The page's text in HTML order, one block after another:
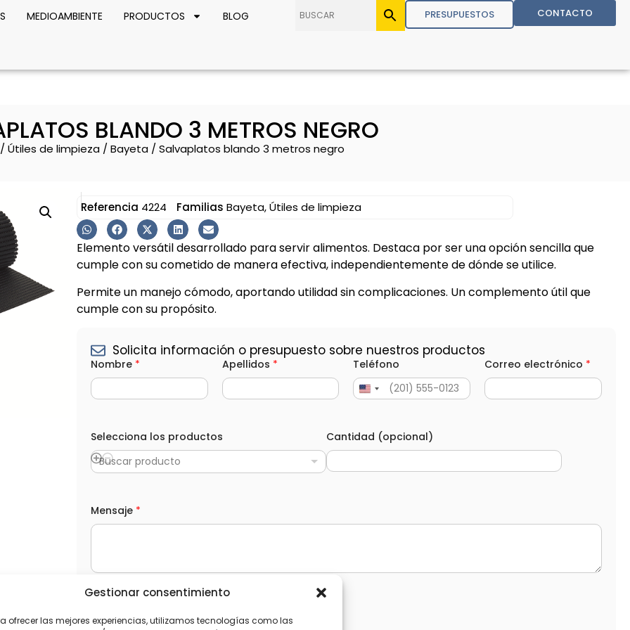
Gestionar consentimiento
ofrecer las mejores experiencias, utilizamos tecnologías como las
MEDIOAMBIENTE PRODUCTOS BLOG PRESUPUESTOS CONTACTO
BLANDO 3 METROS NEGRO
Útiles de limpieza/ Bayeta/ Salvaplatos blando 3 metros negro
Referencia 4224 Familias Bayeta,Útiles de limpieza
Elemento versátil desarrollado para servir alimentos. Destaca por ser una opción sencilla que
cumple con su cometido de manera efectiva, independientemente de dónde se utilice.
Permite un manejo cómodo, aportando utilidad sin complicaciones. Un complemento útil que
cumple con su propósito.
Solicita información o presupuesto sobre nuestros productos
e
l
e
t
n
i
c
o
o
p
c
n
l
Nombre * Apellidos * Teléfono Correo electrónico *
Selecciona los productos
Buscar producto
Cantidad (opcional)
Mensaje *
L
P
He leído y acepto laPolítica de privacidad